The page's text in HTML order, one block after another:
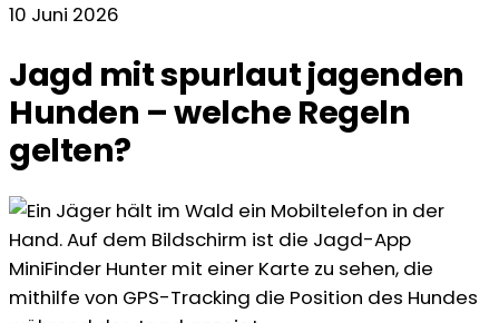
10 Juni 2026
Jagd mit spurlaut jagenden
Hunden – welche Regeln
gelten?